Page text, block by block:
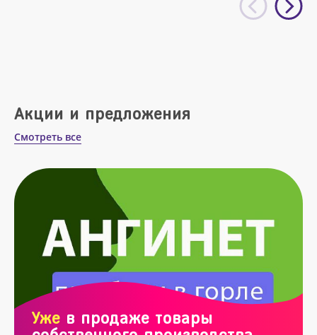
Акции и предложения
Смотреть все
Уже в продаже товары